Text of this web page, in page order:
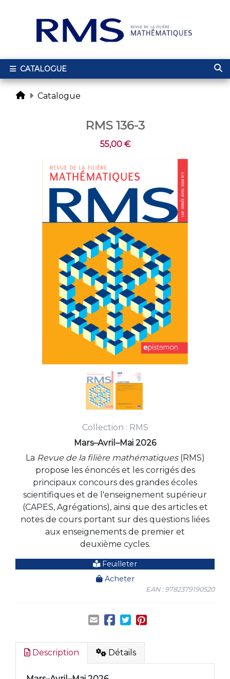
CATALOGUE
Catalogue
RMS 136-3
55,00 €
Collection : RMS
Mars–Avril–Mai 2026
La Revue de la filière mathématiques(RMS)
propose les énoncés et les corrigés des
principaux concours des grandes écoles
scientifiques et de l'enseignement supérieur
(CAPES, Agrégations), ainsi que des articles et
notes de cours portant sur des questions liées
aux enseignements de premier et
deuxième cycles.
Feuilleter
Acheter
EAN : 9782379190520
Description Détails